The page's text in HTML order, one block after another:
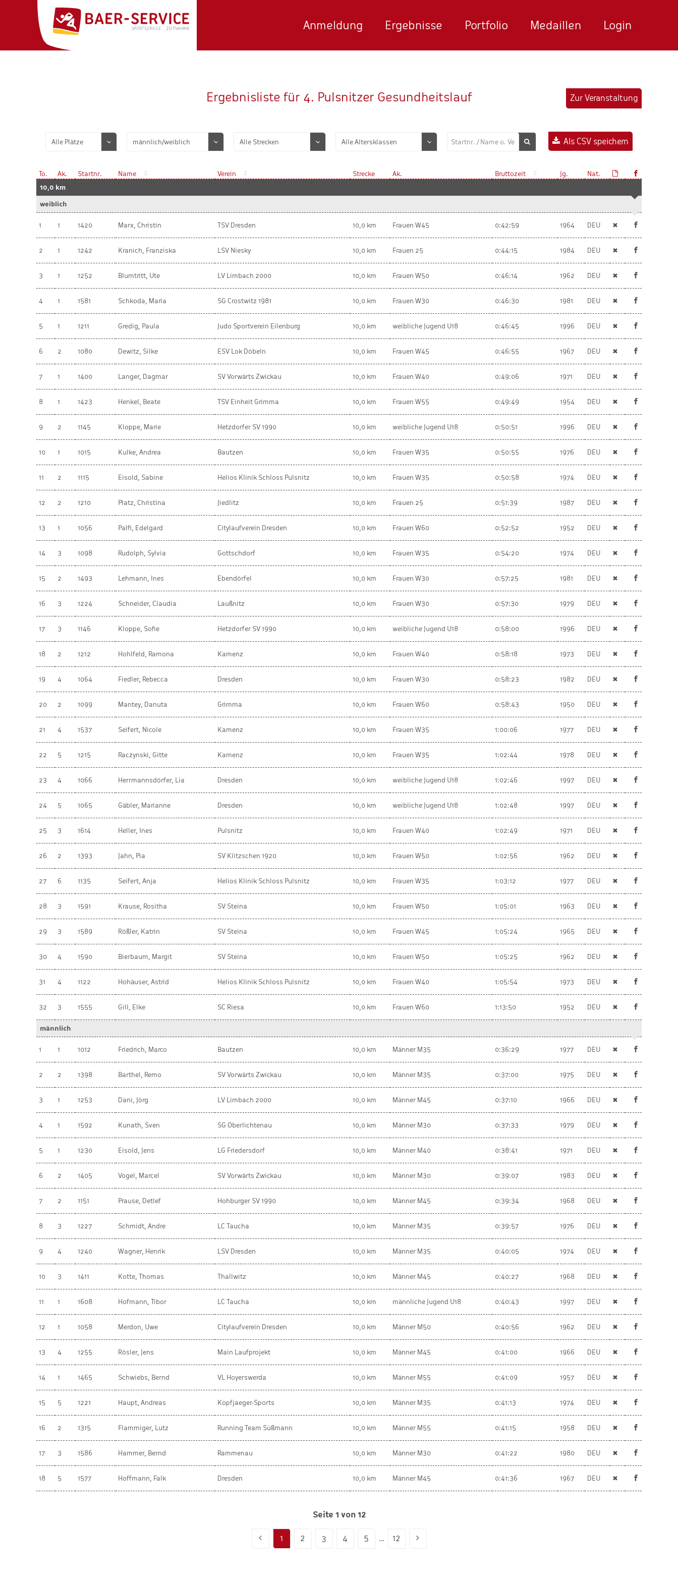
Anmeldung Ergebnisse Portfolio Medaillen Login
Ergebnisliste für 4. Pulsnitzer Gesundheitslauf Zur Veranstaltung
Als CSV speichern
To. Ak. Startnr. Name Verein Strecke Ak. Bruttozeit Jg.
Nat.
10,0 km
weiblich
1 1 1420 Marx, Christin TSV Dresden 10,0 km Frauen W45 0:42:59 1964 DEU ✖
2 1 1242 Kranich, Franziska LSV Niesky 10,0 km Frauen 25 0:44:15 1984 DEU ✖
3 1 1252 Blumtritt, Ute LV Limbach 2000 10,0 km Frauen W50 0:46:14 1962 DEU ✖
4 1 1581 Schkoda, Maria SG Crostwitz 1981 10,0 km Frauen W30 0:46:30 1981 DEU ✖
5 1 1211 Gredig, Paula Judo Sportverein Eilenburg 10,0 km weibliche Jugend U18 0:46:45 1996 DEU ✖
6 2 1080 Dewitz, Silke ESV Lok Döbeln 10,0 km Frauen W45 0:46:55 1967 DEU ✖
7 1 1400 Langer, Dagmar SV Vorwärts Zwickau 10,0 km Frauen W40 0:49:06 1971 DEU ✖
8 1 1423 Henkel, Beate TSV Einheit Grimma 10,0 km Frauen W55 0:49:49 1954 DEU ✖
9 2 1145 Kloppe, Marie Hetzdorfer SV 1990 10,0 km weibliche Jugend U18 0:50:51 1996 DEU ✖
10 1 1015 Kulke, Andrea Bautzen 10,0 km Frauen W35 0:50:55 1976 DEU ✖
11 2 1115 Eisold, Sabine Helios Klinik Schloss Pulsnitz 10,0 km Frauen W35 0:50:58 1974 DEU ✖
12 2 1210 Platz, Christina Jiedlitz 10,0 km Frauen 25 0:51:39 1987 DEU ✖
13 1 1056 Palfi, Edelgard Citylaufverein Dresden 10,0 km Frauen W60 0:52:52 1952 DEU ✖
14 3 1098 Rudolph, Sylvia Gottschdorf 10,0 km Frauen W35 0:54:20 1974 DEU ✖
15 2 1493 Lehmann, Ines Ebendörfel 10,0 km Frauen W30 0:57:25 1981 DEU ✖
16 3 1224 Schneider, Claudia Laußnitz 10,0 km Frauen W30 0:57:30 1979 DEU ✖
17 3 1146 Kloppe, Sofie Hetzdorfer SV 1990 10,0 km weibliche Jugend U18 0:58:00 1996 DEU ✖
18 2 1212 Hohlfeld, Ramona Kamenz 10,0 km Frauen W40 0:58:18 1973 DEU ✖
19 4 1064 Fiedler, Rebecca Dresden 10,0 km Frauen W30 0:58:23 1982 DEU ✖
20 2 1099 Mantey, Danuta Grimma 10,0 km Frauen W60 0:58:43 1950 DEU ✖
21 4 1537 Seifert, Nicole Kamenz 10,0 km Frauen W35 1:00:06 1977 DEU ✖
22 5 1215 Raczynski, Gitte Kamenz 10,0 km Frauen W35 1:02:44 1978 DEU ✖
23 4 1066 Herrmannsdörfer, Lia Dresden 10,0 km weibliche Jugend U18 1:02:46 1997 DEU ✖
24 5 1065 Gäbler, Marianne Dresden 10,0 km weibliche Jugend U18 1:02:48 1997 DEU ✖
25 3 1614 Heller, Ines Pulsnitz 10,0 km Frauen W40 1:02:49 1971 DEU ✖
26 2 1393 Jahn, Pia SV Klitzschen 1920 10,0 km Frauen W50 1:02:56 1962 DEU ✖
27 6 1135 Seifert, Anja Helios Klinik Schloss Pulsnitz 10,0 km Frauen W35 1:03:12 1977 DEU ✖
28 3 1591 Krause, Rositha SV Steina 10,0 km Frauen W50 1:05:01 1963 DEU ✖
29 3 1589 Rößler, Katrin SV Steina 10,0 km Frauen W45 1:05:24 1965 DEU ✖
30 4 1590 Bierbaum, Margit SV Steina 10,0 km Frauen W50 1:05:25 1962 DEU ✖
31 4 1122 Hohäuser, Astrid Helios Klinik Schloss Pulsnitz 10,0 km Frauen W40 1:05:54 1973 DEU ✖
32 3 1555 Gill, Elke SC Riesa 10,0 km Frauen W60 1:13:50 1952 DEU ✖
männlich
1 1 1012 Friedrich, Marco Bautzen 10,0 km Männer M35 0:36:29 1977 DEU ✖
2 2 1398 Barthel, Remo SV Vorwärts Zwickau 10,0 km Männer M35 0:37:00 1975 DEU ✖
3 1 1253 Dani, Jörg LV Limbach 2000 10,0 km Männer M45 0:37:10 1966 DEU ✖
4 1 1592 Kunath, Sven SG Oberlichtenau 10,0 km Männer M30 0:37:33 1979 DEU ✖
5 1 1230 Eisold, Jens LG Friedersdorf 10,0 km Männer M40 0:38:41 1971 DEU ✖
6 2 1405 Vogel, Marcel SV Vorwärts Zwickau 10,0 km Männer M30 0:39:07 1983 DEU ✖
7 2 1151 Prause, Detlef Hohburger SV 1990 10,0 km Männer M45 0:39:34 1968 DEU ✖
8 3 1227 Schmidt, Andre LC Taucha 10,0 km Männer M35 0:39:57 1976 DEU ✖
9 4 1240 Wagner, Henrik LSV Dresden 10,0 km Männer M35 0:40:05 1974 DEU ✖
10 3 1411 Kotte, Thomas Thallwitz 10,0 km Männer M45 0:40:27 1968 DEU ✖
11 1 1608 Hofmann, Tibor LC Taucha 10,0 km männliche Jugend U18 0:40:43 1997 DEU ✖
12 1 1058 Merdon, Uwe Citylaufverein Dresden 10,0 km Männer M50 0:40:56 1962 DEU ✖
13 4 1255 Rösler, Jens Main Laufprojekt 10,0 km Männer M45 0:41:00 1966 DEU ✖
14 1 1465 Schwiebs, Bernd VL Hoyerswerda 10,0 km Männer M55 0:41:09 1957 DEU ✖
15 5 1221 Haupt, Andreas Kopfjaeger-Sports 10,0 km Männer M35 0:41:13 1974 DEU ✖
16 2 1315 Flammiger, Lutz Running Team Süßmann 10,0 km Männer M55 0:41:15 1958 DEU ✖
17 3 1586 Hammer, Bernd Rammenau 10,0 km Männer M30 0:41:22 1980 DEU ✖
18 5 1577 Hoffmann, Falk Dresden 10,0 km Männer M45 0:41:36 1967 DEU ✖
Seite 1 von 12
1 2 3 4 5 … 12